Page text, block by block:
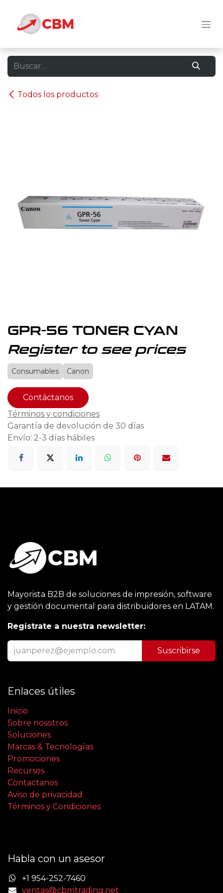
Todos los productos
GPR-56 TONER CYAN
Register to see prices
Consumables Canon
Contáctanos
Términos y condiciones
Garantía de devolución de 30 días
Envío: 2-3 días hábiles
Mayorista B2B de soluciones de impresión, software
y gestión documental para distribuidores en LATAM.
Regístrate a nuestra newsletter:
Suscribirse
Enlaces útiles
Inicio
Sobre nosotros
Soluciones
Marcas & Tecnologías
Promociones
Recursos
Contactanos
Aviso de privacidad
Términos y Condiciones
Habla con un asesor
+1 954-252-7460
ventas@cbmtrading.net